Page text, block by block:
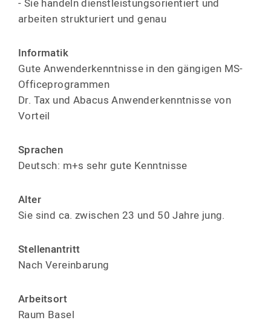
- Sie handeln dienst­leis­tungs­ori­entiert und
arbeiten strukturiert und genau
Informatik
Gute Anwender­kenntnisse in den gängigen MS-
Office­pro­grammen
Dr. Tax und Abacus Anwender­kenntnisse von
Vorteil
Sprachen
Deutsch: m+s sehr gute Kenntnisse
Alter
Sie sind ca. zwischen 23 und 50 Jahre jung.
Stellen­antritt
Nach Verein­barung
Arbeitsort
Raum Basel